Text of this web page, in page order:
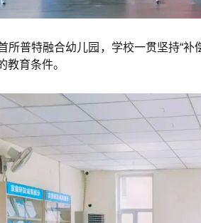
普特融合幼儿园，学校一贯坚持“补
教育条件。